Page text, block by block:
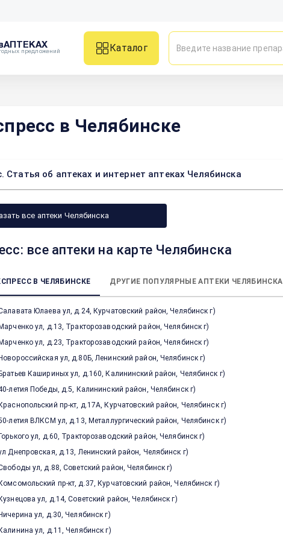
предложений
Каталог
в Челябинске
Статья об аптеках и интернет аптеках Челябинска
все аптеки Челябинска
все аптеки на карте Челябинска
В ЧЕЛЯБИНСКЕ ДРУГИЕ ПОПУЛЯРНЫЕ АПТЕКИ ЧЕЛЯБИНСКА
Юлаева ул, д.24, Курчатовский район, Челябинск г)
Марченко ул, д.13, Тракторозаводский район, Челябинск г)
Марченко ул, д.23, Тракторозаводский район, Челябинск г)
Новороссийская ул, д.80Б, Ленинский район, Челябинск г)
Братьев Кашириных ул, д.160, Калининский район, Челябинск г)
летия Победы, д.5, Калининский район, Челябинск г)
Краснопольский пр-кт, д.17А, Курчатовский район, Челябинск г)
летия ВЛКСМ ул, д.13, Металлургический район, Челябинск г)
Горького ул, д.60, Тракторозаводский район, Челябинск г)
Днепровская, д.13, Ленинский район, Челябинск г)
ул, д.88, Советский район, Челябинск г)
Комсомольский пр-кт, д.37, Курчатовский район, Челябинск г)
Кузнецова ул, д.14, Советский район, Челябинск г)
ул, д.30, Челябинск г)
Калинина ул, д.11, Челябинск г)